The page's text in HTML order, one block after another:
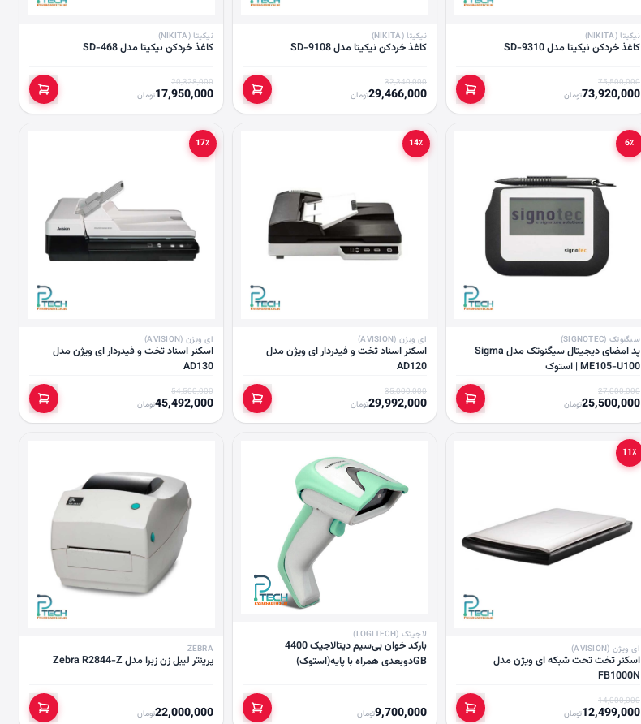
نیکیتا (NIKITA)
کاغذ خردکن نیکیتا مدل SD-9310
75,500,000
73,920,000تومان
نیکیتا (NIKITA)
کاغذ خردکن نیکیتا مدل SD-9108
32,340,000
29,466,000تومان
نیکیتا (NIKITA)
کاغذ خردکن نیکیتا مدل SD-468
20,328,000
17,950,000تومان
6٪
سیگنوتک (SIGNOTEC)
پد امضای دیجیتال سیگنوتک مدل Sigma
ME105-U100 | استوک
27,000,000
25,500,000تومان
14٪
ای ویژن (AVISION)
اسکنر اسناد تخت و فیدردار ای ویژن مدل
AD120
35,000,000
29,992,000تومان
17٪
ای ویژن (AVISION)
اسکنر اسناد تخت و فیدردار ای ویژن مدل
AD130
54,500,000
45,492,000تومان
11٪
ای ویژن (AVISION)
اسکنر تخت تحت شبکه ای ویژن مدل
FB1000N
14,000,000
12,499,000تومان
لاجیتک (LOGITECH)
بارکد خوان بی‌سیم دیتالاجیک 4400
GBدو‌بعدی همراه با پایه(استوک)
9,700,000تومان
ZEBRA
پرینتر لیبل زن زبرا مدل Zebra R2844-Z
22,000,000تومان